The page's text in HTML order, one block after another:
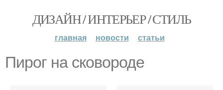
ДИЗАЙН / ИНТЕРЬЕР / СТИЛЬ
главная новости статьи
Пирог на сковороде